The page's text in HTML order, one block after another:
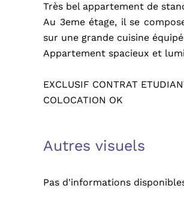
Très bel appartement de
Au 3eme étage, il se
sur une grande cuisine
Appartement spacieux et
EXCLUSIF CONTRAT
COLOCATION OK
Autres visuels
Pas d'informations